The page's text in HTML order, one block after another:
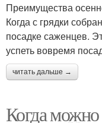
Преимущества
Когда с грядки
посадке саженцев.
успеть вовремя
читать дальше →
Когда можно